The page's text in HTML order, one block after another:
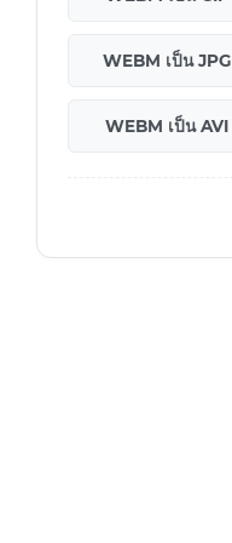
WEBM เป็น JPG
WEBM เป็น AVI